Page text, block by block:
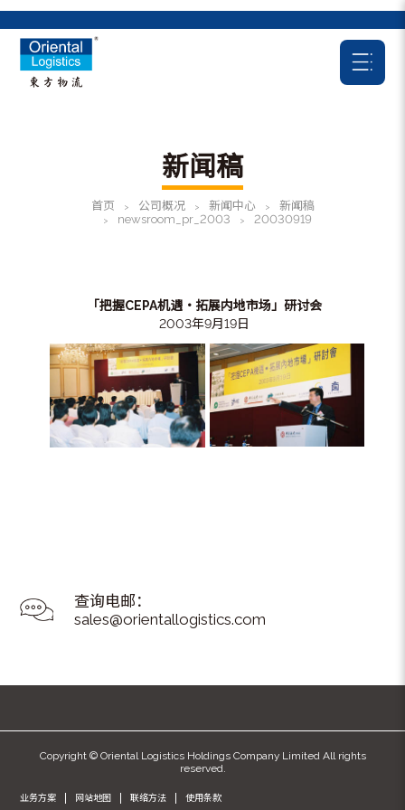
新闻稿
首页 > 公司概况 > 新闻中心 > 新闻稿
> newsroom_pr_2003 > 20030919
「把握CEPA机遇‧拓展内地市场」研讨会
2003年9月19日
查询电邮：
sales@orientallogistics.com
Copyright © Oriental Logistics Holdings Company Limited All rights
reserved.
业务方案 网站地图 联络方法 使用条款